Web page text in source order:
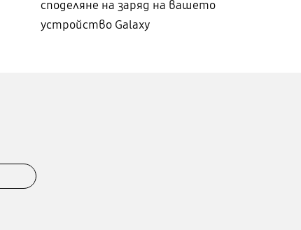
споделяне на заряд на вашето
устройство Galaxy